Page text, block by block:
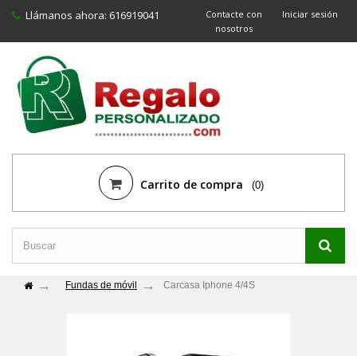
Iniciar sesión
Contacte con
nosotros
Llámanos ahora: 616919041
Carrito de compra (0)
Fundas de móvil Carcasa Iphone 4/4S